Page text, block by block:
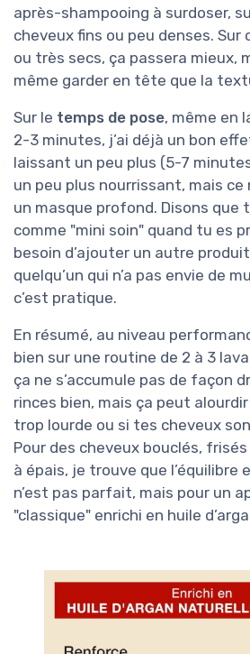
après-shampooing à surdoser,
cheveux fins ou peu denses. Sur
ou très secs, ça passera mieux,
même garder en tête que la
Sur le temps de pose, même en
2-3 minutes, j’ai déjà un bon
laissant un peu plus (5-7
un peu plus nourrissant, mais ce
un masque profond. Disons que
comme "mini soin" quand tu es
besoin d’ajouter un autre
quelqu’un qui n’a pas envie de
c’est pratique.
En résumé, au niveau
bien sur une routine de 2 à 3
ça ne s’accumule pas de façon
rinces bien, mais ça peut
trop lourde ou si tes cheveux
Pour des cheveux bouclés,
à épais, je trouve que l’équilibre
n’est pas parfait, mais pour un
"classique" enrichi en huile